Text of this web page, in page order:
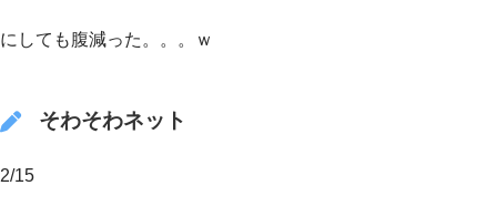
にしても腹減った。。。ｗ
そわそわネット
2/15